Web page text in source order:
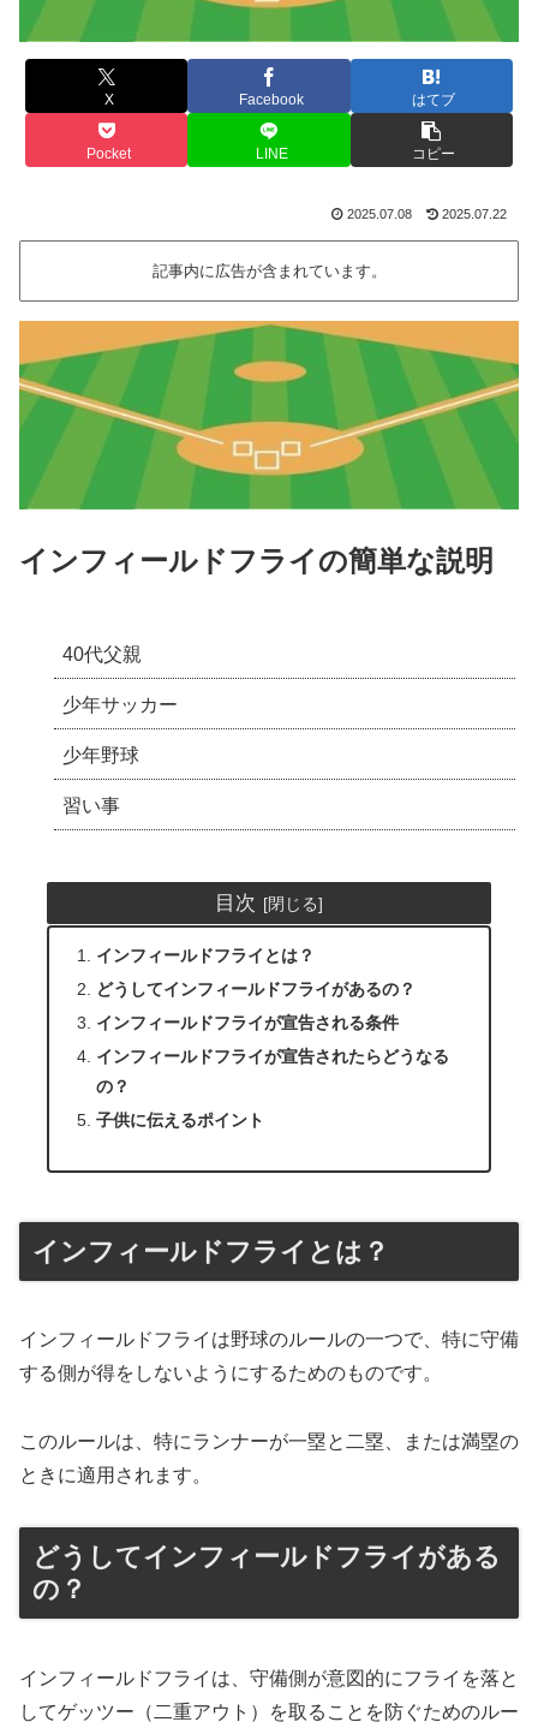
X Facebook はてブ
Pocket LINE コピー
2025.07.08 2025.07.22
記事内に広告が含まれています。
インフィールドフライの簡単な説明
40代父親
少年サッカー
少年野球
習い事
目次
インフィールドフライとは？
どうしてインフィールドフライがあるの？
インフィールドフライが宣告される条件
インフィールドフライが宣告されたらどうなる
の？
子供に伝えるポイント
インフィールドフライとは？
インフィールドフライは野球のルールの一つで、特に守備
する側が得をしないようにするためのものです。
このルールは、特にランナーが一塁と二塁、または満塁の
ときに適用されます。
どうしてインフィールドフライがある
の？
インフィールドフライは、守備側が意図的にフライを落と
してゲッツー（二重アウト）を取ることを防ぐためのルー